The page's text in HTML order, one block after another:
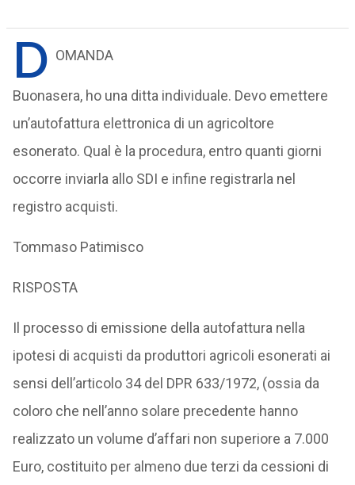
D OMANDA
Buonasera, ho una ditta individuale. Devo emettere
un’autofattura elettronica di un agricoltore
esonerato. Qual è la procedura, entro quanti giorni
occorre inviarla allo SDI e infine registrarla nel
registro acquisti.
Tommaso Patimisco
RISPOSTA
Il processo di emissione della autofattura nella
ipotesi di acquisti da produttori agricoli esonerati ai
sensi dell’articolo 34 del DPR 633/1972, (ossia da
coloro che nell’anno solare precedente hanno
realizzato un volume d’affari non superiore a 7.000
Euro, costituito per almeno due terzi da cessioni di